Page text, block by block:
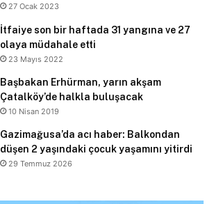
27 Ocak 2023
İtfaiye son bir haftada 31 yangına ve 27
olaya müdahale etti
23 Mayıs 2022
Başbakan Erhürman, yarın akşam
Çatalköy’de halkla buluşacak
10 Nisan 2019
Gazimağusa’da acı haber: Balkondan
düşen 2 yaşındaki çocuk yaşamını yitirdi
29 Temmuz 2026